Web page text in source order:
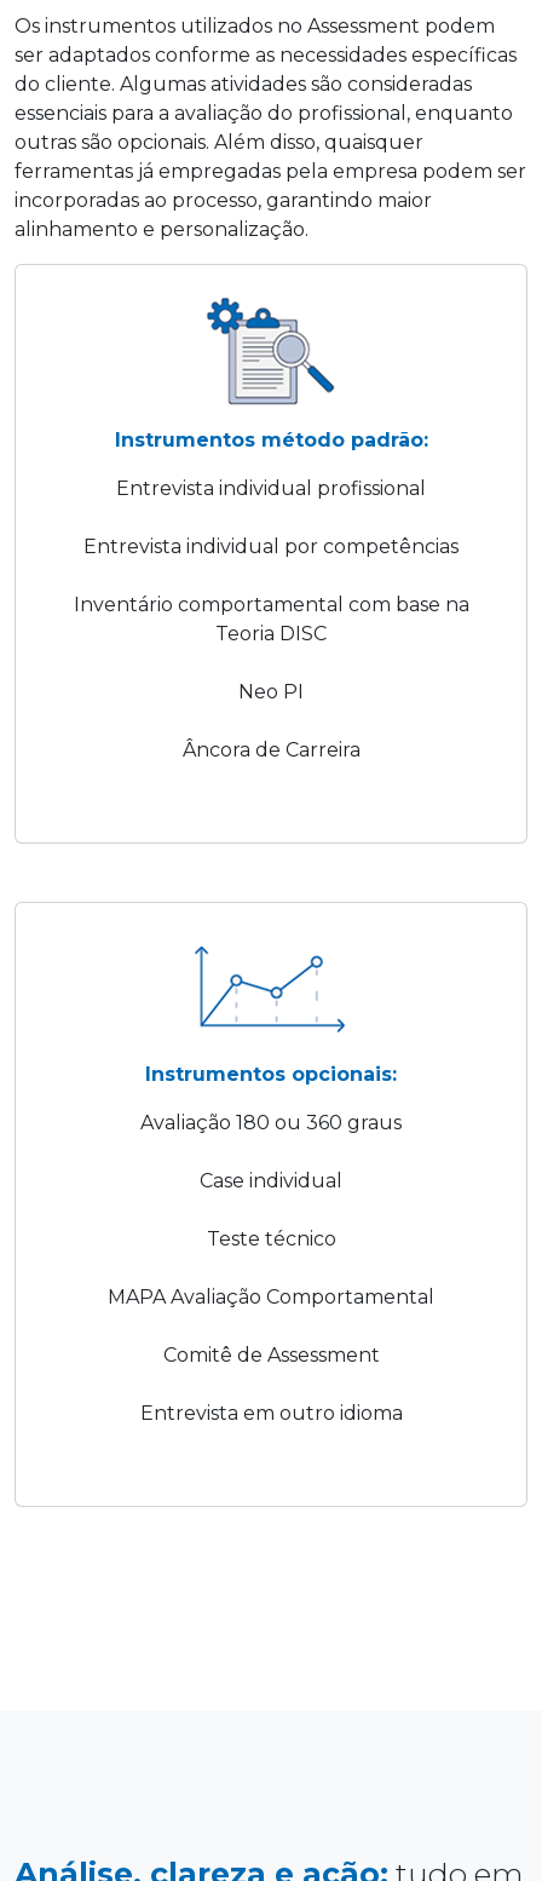
Os instrumentos utilizados no Assessment podem
ser adaptados conforme as necessidades específicas
do cliente. Algumas atividades são consideradas
essenciais para a avaliação do profissional, enquanto
outras são opcionais. Além disso, quaisquer
ferramentas já empregadas pela empresa podem ser
incorporadas ao processo, garantindo maior
alinhamento e personalização.
Instrumentos método padrão:
Entrevista individual profissional
Entrevista individual por competências
Inventário comportamental com base na
Teoria DISC
Neo PI
Âncora de Carreira
Instrumentos opcionais:
Avaliação 180 ou 360 graus
Case individual
Teste técnico
MAPA Avaliação Comportamental
Comitê de Assessment
Entrevista em outro idioma